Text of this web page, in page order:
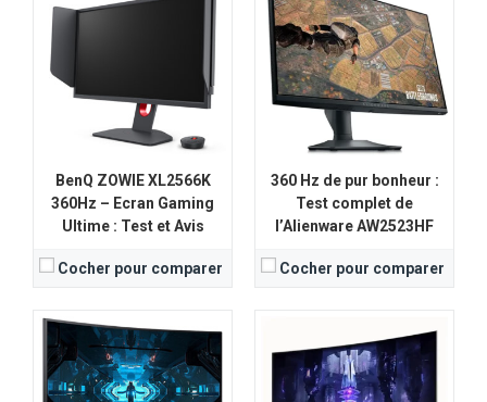
BenQ ZOWIE XL2566K
360Hz – Ecran Gaming
Ultime : Test et Avis
Cocher pour comparer
360 Hz de pur bonheur :
Test complet de
l’Alienware AW2523HF
Cocher pour comparer
Taille de l'écran:
Résolution:
Type d'écran:
Taux de rafraichissement:
240 Hz
Temps de réponse:1 ms (GtG)
View Details →
Résolution:3440 x 1440 (UWQHD)
Type d'écran:OLED
Taux de rafraichissement:
Temps de réponse:0,03ms (GTG)
View Details →
Taille de l'écran:24,5 pouces
Taille de l'écran:28 pouces